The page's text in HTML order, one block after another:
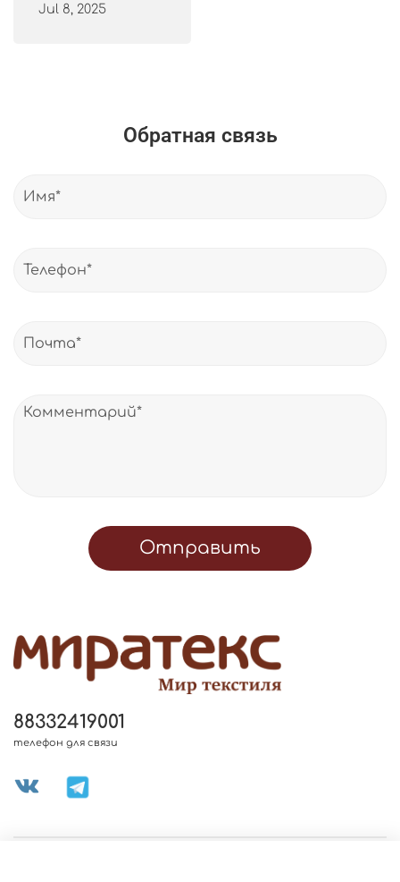
Jul 8, 2025
Обратная связь
Отправить
88332419001
телефон для связи